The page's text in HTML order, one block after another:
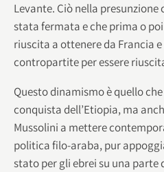
Levante. Ciò nella presunzione
stata fermata e che prima o
riuscita a ottenere da Francia
contropartite per essere
Questo dinamismo è quello
conquista dell’Etiopia, ma
Mussolini a mettere
politica filo-araba, pur
stato per gli ebrei su una